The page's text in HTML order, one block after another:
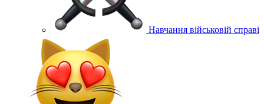
Навчання військовій справі